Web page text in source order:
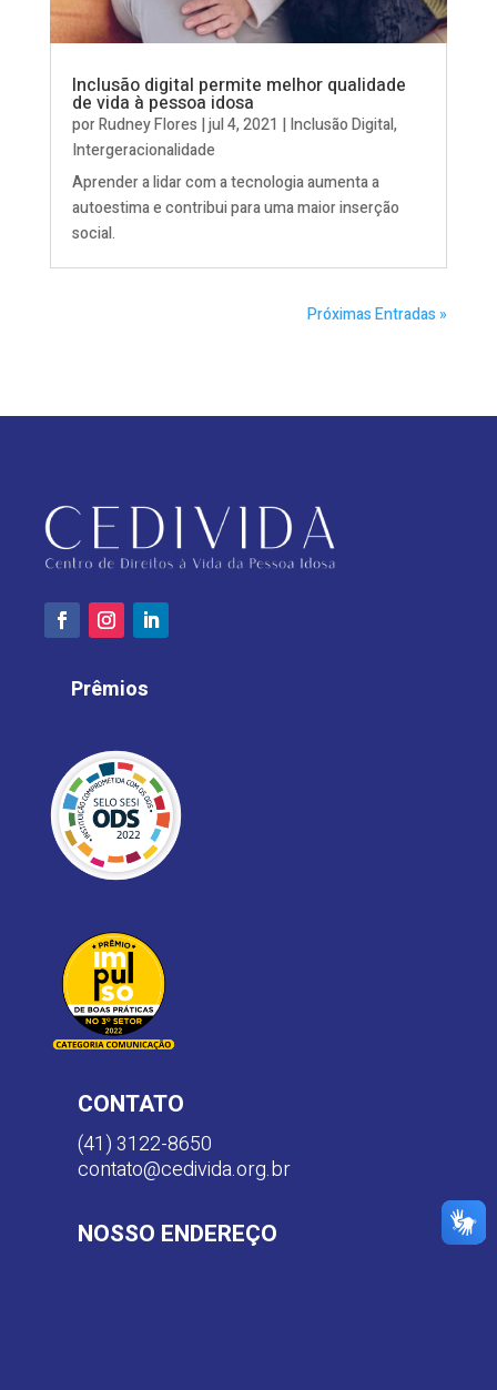
Inclusão digital permite melhor qualidade
de vida à pessoa idosa
porRudney Flores |jul 4, 2021 |Inclusão Digital,
Intergeracionalidade
Aprender a lidar com a tecnologia aumenta a
autoestima e contribui para uma maior inserção
social.
Próximas Entradas »
Prêmios
CONTATO
(41) 3122-8650
contato@cedivida.org.br
NOSSO ENDEREÇO